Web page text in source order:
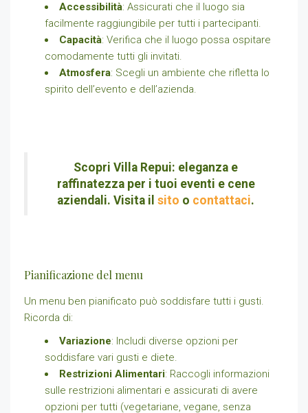
Accessibilità: Assicurati che il luogo sia
facilmente raggiungibile per tutti i partecipanti.
Capacità: Verifica che il luogo possa ospitare
comodamente tutti gli invitati.
Atmosfera: Scegli un ambiente che rifletta lo
spirito dell’evento e dell’azienda.
Scopri Villa Repui: eleganza e
raffinatezza per i tuoi eventi e cene
aziendali. Visita il sito o contattaci.
Pianificazione del menu
Un menu ben pianificato può soddisfare tutti i gusti.
Ricorda di:
Variazione: Includi diverse opzioni per
soddisfare vari gusti e diete.
Restrizioni Alimentari: Raccogli informazioni
sulle restrizioni alimentari e assicurati di avere
opzioni per tutti (vegetariane, vegane, senza